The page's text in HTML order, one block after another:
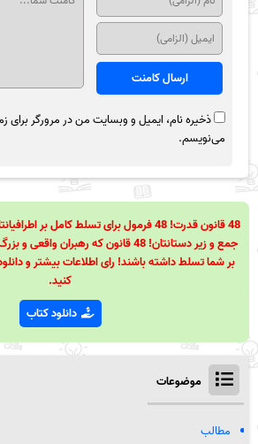
ذخیره نام، ایمیل و وبسایت من در مرورگر برای
می‌نویسم.
جمع و زیر دستانتان! 48 قانون که رهبران
بر شما تسلط داشته باشند! رای اطلاعات بیشتر و
کنید.
دانلود کتاب
موضوعات
مطالب